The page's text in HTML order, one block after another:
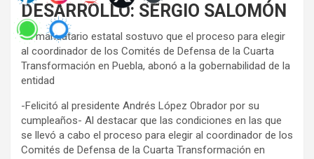
DESARROLLO: SERGIO SALOMÓN
-El mandatario estatal sostuvo que el proceso para elegir
al coordinador de los Comités de Defensa de la Cuarta
Transformación en Puebla, abonó a la gobernabilidad de la
entidad
-Felicitó al presidente Andrés López Obrador por su
cumpleaños- Al destacar que las condiciones en las que
se llevó a cabo el proceso para elegir al coordinador de los
Comités de Defensa de la Cuarta Transformación en